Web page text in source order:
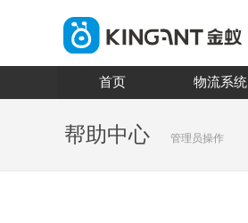
首页 物流系统
帮助中心 管理员操作